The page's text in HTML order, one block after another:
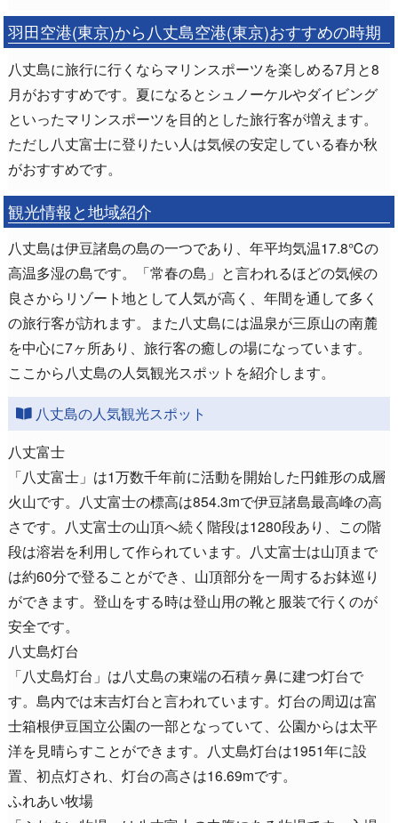
羽田空港(東京)から八丈島空港(東京)おすすめの時期
八丈島に旅行に行くならマリンスポーツを楽しめる7月と8
月がおすすめです。夏になるとシュノーケルやダイビング
といったマリンスポーツを目的とした旅行客が増えます。
ただし八丈富士に登りたい人は気候の安定している春か秋
がおすすめです。
観光情報と地域紹介
八丈島は伊豆諸島の島の一つであり、年平均気温17.8℃の
高温多湿の島です。「常春の島」と言われるほどの気候の
良さからリゾート地として人気が高く、年間を通して多く
の旅行客が訪れます。また八丈島には温泉が三原山の南麓
を中心に7ヶ所あり、旅行客の癒しの場になっています。
ここから八丈島の人気観光スポットを紹介します。
八丈島の人気観光スポット
八丈富士
「八丈富士」は1万数千年前に活動を開始した円錐形の成層
火山です。八丈富士の標高は854.3mで伊豆諸島最高峰の高
さです。八丈富士の山頂へ続く階段は1280段あり、この階
段は溶岩を利用して作られています。八丈富士は山頂まで
は約60分で登ることができ、山頂部分を一周するお鉢巡り
ができます。登山をする時は登山用の靴と服装で行くのが
安全です。
八丈島灯台
「八丈島灯台」は八丈島の東端の石積ヶ鼻に建つ灯台で
す。島内では末吉灯台と言われています。灯台の周辺は富
士箱根伊豆国立公園の一部となっていて、公園からは太平
洋を見晴らすことができます。八丈島灯台は1951年に設
置、初点灯され、灯台の高さは16.69mです。
ふれあい牧場